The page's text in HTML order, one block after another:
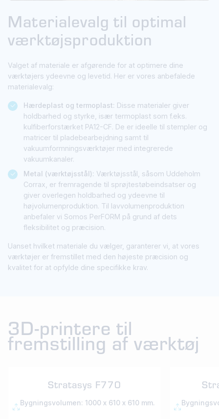
Materialevalg til optimal
værktøjsproduktion
Valget af materiale er afgørende for at optimere dine
værktøjers ydeevne og levetid. Her er vores anbefalede
materialevalg:
Hærdeplast og termoplast: Disse materialer giver
holdbarhed og styrke, især termoplast som f.eks.
kulfiberforstærket PA12-CF. De er ideelle til stempler og
matricer til pladebearbejdning samt til
vakuumformningsværktøjer med integrerede
vakuumkanaler.
Metal (værktøjsstål): Værktøjsstål, såsom Uddeholm
Corrax, er fremragende til sprøjtestøbeindsatser og
giver overlegen holdbarhed og ydeevne til
højvolumenproduktion. Til lavvolumenproduktion
anbefaler vi Somos PerFORM på grund af dets
fleksibilitet og præcision.
Uanset hvilket materiale du vælger, garanterer vi, at vores
værktøjer er fremstillet med den højeste præcision og
kvalitet for at opfylde dine specifikke krav.
3D-printere til
fremstilling af værktøj
Stratasys F770
Bygningsvolumen: 1000 x 610 x 610 mm.